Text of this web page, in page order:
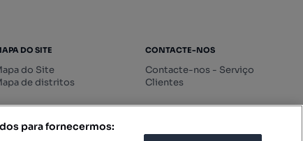
DO SITE
do Site
de distritos
CONTACTE-NOS
Contacte-nos - Serviço
Clientes
para fornecermos: